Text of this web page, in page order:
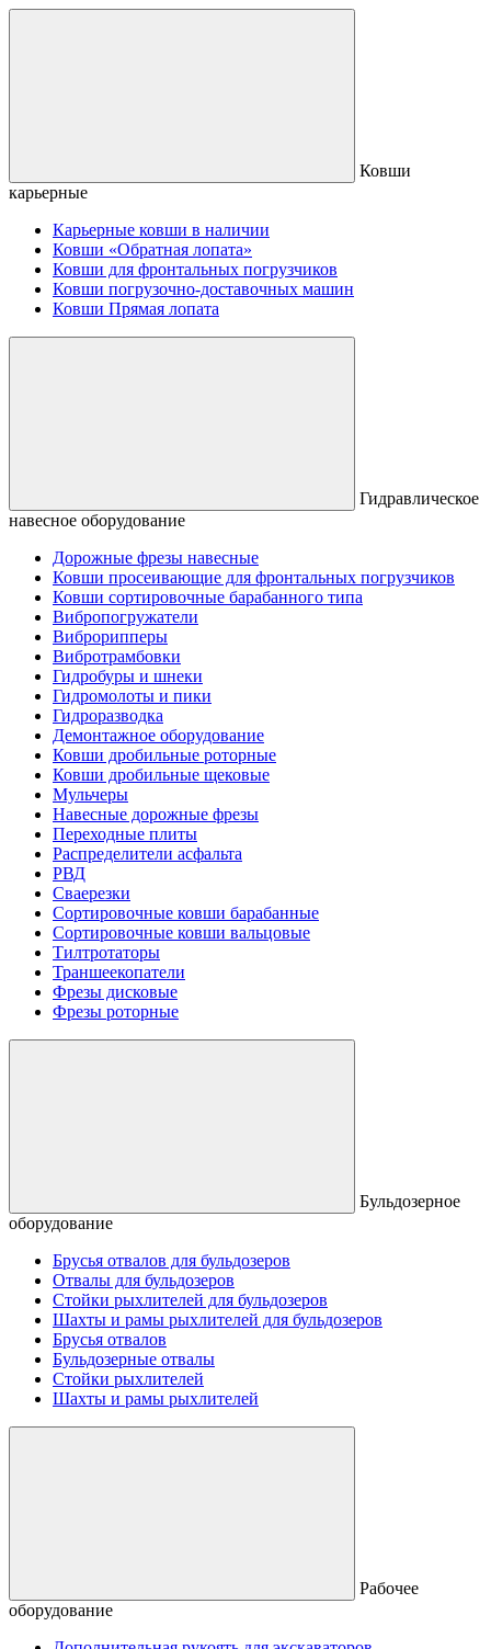
Ковши
карьерные
Карьерные ковши в наличии
Ковши «Обратная лопата»
Ковши для фронтальных погрузчиков
Ковши погрузочно-доставочных машин
Ковши Прямая лопата
Гидравлическое
навесное оборудование
Дорожные фрезы навесные
Ковши просеивающие для фронтальных погрузчиков
Ковши сортировочные барабанного типа
Вибропогружатели
Виброрипперы
Вибротрамбовки
Гидробуры и шнеки
Гидромолоты и пики
Гидроразводка
Демонтажное оборудование
Ковши дробильные роторные
Ковши дробильные щековые
Мульчеры
Навесные дорожные фрезы
Переходные плиты
Распределители асфальта
РВД
Сваерезки
Сортировочные ковши барабанные
Сортировочные ковши вальцовые
Тилтротаторы
Траншеекопатели
Фрезы дисковые
Фрезы роторные
Бульдозерное
оборудование
Брусья отвалов для бульдозеров
Отвалы для бульдозеров
Стойки рыхлителей для бульдозеров
Шахты и рамы рыхлителей для бульдозеров
Брусья отвалов
Бульдозерные отвалы
Стойки рыхлителей
Шахты и рамы рыхлителей
Рабочее
оборудование